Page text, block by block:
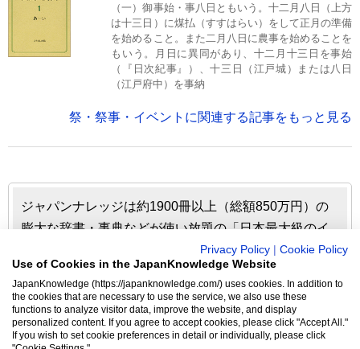
（一）御事始・事八日ともいう。十二月八日（上方
は十三日）に煤払（すすはらい）をして正月の準備
を始めること。また二月八日に農事を始めることを
もいう。月日に異同があり、十二月十三日を事始
（『日次紀事』）、十三日（江戸城）または八日
（江戸府中）を事納
祭・祭事・イベントに関連する記事をもっと見る
ジャパンナレッジは約1900冊以上（総額850万円）の
膨大な辞書・事典などが使い放題の「日本最大級のイ
ンターネット辞書・事典・叢書サイト」です。日本国
内のみならず、海外の有名大学から図書館まで、多く
の機関で利用されています。
ジャパンナレッジの利用料金や収録辞事典について詳しく
Privacy Policy
Cookie Policy
Use of Cookies in the JapanKnowledge Website
JapanKnowledge (https://japanknowledge.com/) uses cookies. In addition to
the cookies that are necessary to use the service, we also use these
functions to analyze visitor data, improve the website, and display
personalized content. If you agree to accept cookies, please click "Accept All."
If you wish to set cookie preferences in detail or individually, please click